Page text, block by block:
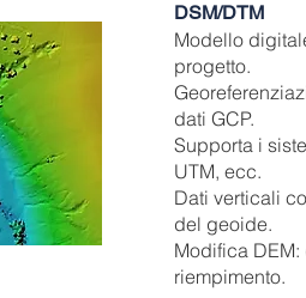
DSM/DTM
Modello
progetto.
dati GCP.
Supporta i
UTM, ecc.
Dati verticali
del geoide.
Modifica
riempimento.